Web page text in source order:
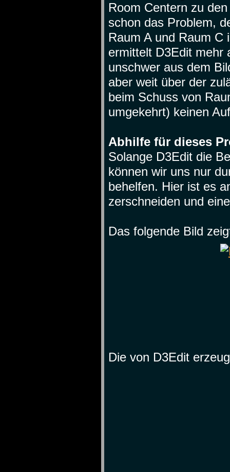
Room Centern zu
schon das Problem,
Raum A und Raum C
ermittelt D3Edit mehr
unschwer aus dem
aber weit über der
beim Schuss von
umgekehrt) keinen
Abhilfe für dieses
Solange D3Edit die
können wir uns nur
behelfen. Hier ist es
zerschneiden und
Das folgende Bild
Die von D3Edit